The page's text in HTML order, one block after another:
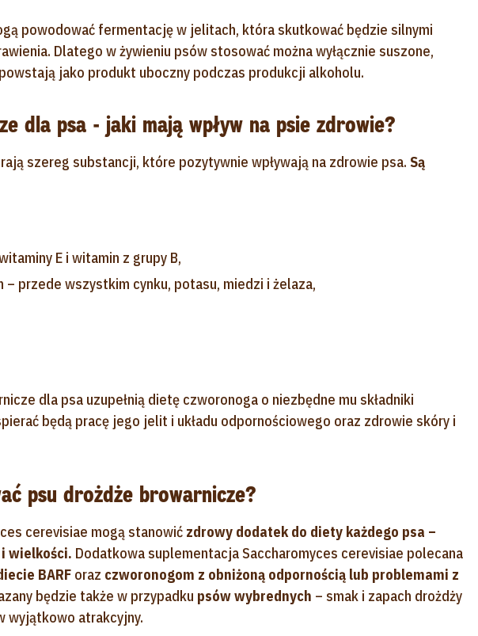
powodować fermentację w jelitach, która skutkować będzie silnymi
Dlatego w żywieniu psów stosować można wyłącznie suszone,
jako produkt uboczny podczas produkcji alkoholu.
dla psa - jaki mają wpływ na psie zdrowie?
szereg substancji, które pozytywnie wpływają na zdrowie psa. Są
E i witamin z grupy B,
– przede wszystkim cynku, potasu, miedzi i żelaza,
dla psa uzupełnią dietę czworonoga o niezbędne mu składniki
będą pracę jego jelit i układu odpornościowego oraz zdrowie skóry i
psu drożdże browarnicze?
cerevisiae mogą stanowić zdrowy dodatek do diety każdego psa –
wielkości. Dodatkowa suplementacja Saccharomyces cerevisiae polecana
BARF oraz czworonogom z obniżoną odpornością lub problemami z
będzie także w przypadku psów wybrednych – smak i zapach drożdży
wyjątkowo atrakcyjny.